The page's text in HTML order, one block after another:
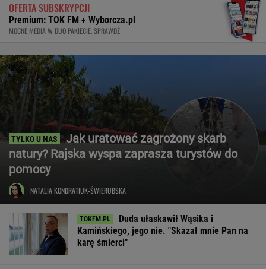
OFERTA SUBSKRYPCJI
Premium: TOK FM + Wyborcza.pl
MOCNE MEDIA W DUO PAKIECIE. SPRAWDŹ
Jak uratować zagrożony skarb
natury? Rajska wyspa zaprasza turystów do
pomocy
NATALIA KONDRATIUK-ŚWIERUBSKA
Duda ułaskawił Wąsika i
Kamińskiego, jego nie. "Skazał mnie Pan na
karę śmierci"